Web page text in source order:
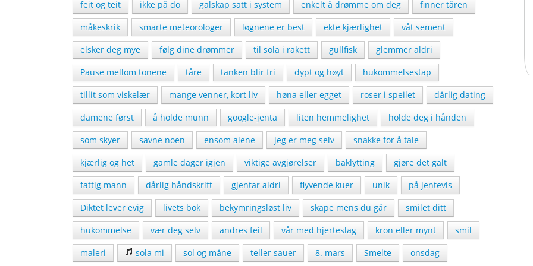
feit og teit ikke på do galskap satt i system enkelt å drømme om deg
finner tåren
måkeskrik
smarte meteorologer løgnene er best ekte kjærlighet
våt sement
elsker deg mye
følg dine drømmer til sola i rakett gullfisk
glemmer aldri
Pause mellom tonene
tåre tanken blir fri dypt og høyt
hukommelsestap
tillit som viskelær
mange venner, kort liv høna eller egget roser i speilet
dårlig dating
damene først
å holde munn google-jenta liten hemmelighet
holde deg i hånden
som skyer
savne noen ensom alene jeg er meg selv
snakke for å tale
kjærlig og het
gamle dager igjen viktige avgjørelser baklytting
gjøre det galt
fattig mann
dårlig håndskrift gjentar aldri flyvende kuer unik
på jentevis
Diktet lever evig
livets bok bekymringsløst liv skape mens du går
smilet ditt
hukommelse
vær deg selv andres feil vår med hjerteslag kron eller mynt
smil
maleri
sola mi sol og måne teller sauer 8. mars Smelte onsdag